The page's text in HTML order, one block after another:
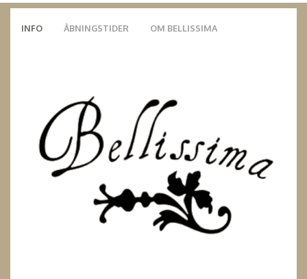
INFO ÅBNINGSTIDER OM BELLISSIMA